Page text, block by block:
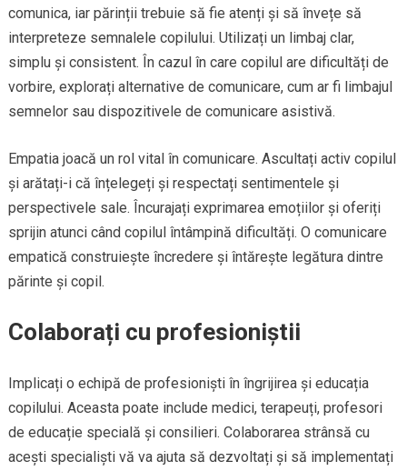
comunica, iar părinții trebuie să fie atenți și să învețe să
interpreteze semnalele copilului. Utilizați un limbaj clar,
simplu și consistent. În cazul în care copilul are dificultăți de
vorbire, explorați alternative de comunicare, cum ar fi limbajul
semnelor sau dispozitivele de comunicare asistivă.
Empatia joacă un rol vital în comunicare. Ascultați activ copilul
și arătați-i că înțelegeți și respectați sentimentele și
perspectivele sale. Încurajați exprimarea emoțiilor și oferiți
sprijin atunci când copilul întâmpină dificultăți. O comunicare
empatică construiește încredere și întărește legătura dintre
părinte și copil.
Colaborați cu profesioniștii
Implicați o echipă de profesioniști în îngrijirea și educația
copilului. Aceasta poate include medici, terapeuți, profesori
de educație specială și consilieri. Colaborarea strânsă cu
acești specialiști vă va ajuta să dezvoltați și să implementați